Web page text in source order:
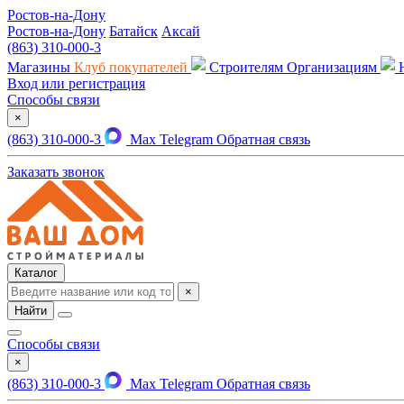
Ростов-на-Дону
Ростов-на-Дону Батайск Аксай
(863) 310-000-3
Магазины Клуб покупателей Строителям Организациям
Вход или регистрация
Способы связи
×
(863) 310-000-3 Max Telegram Обратная связь
Заказать звонок
Каталог
×
Найти
Способы связи
×
(863) 310-000-3 Max Telegram Обратная связь